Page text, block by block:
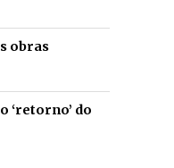
obras
‘retorno’ do